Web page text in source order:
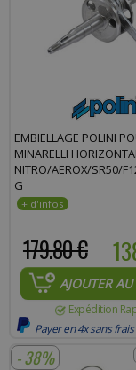
EMBIELLAGE POLINI
MINARELLI
NITRO/AEROX/SR50/
G
179.80 €
AJOUTER
Expédition
Payer en 4x sans
- 38%